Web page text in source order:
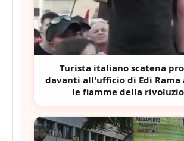
Turista italiano scatena
davanti all'ufficio di Edi Rama
le fiamme della